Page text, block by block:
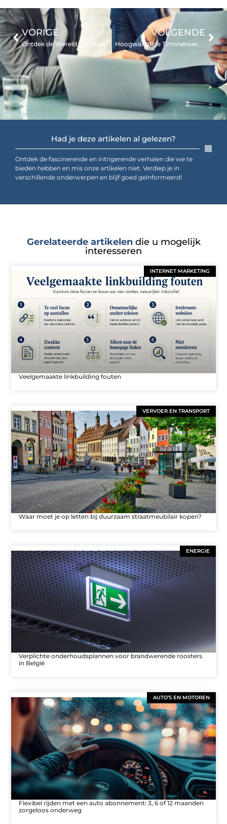
Had je deze artikelen al gelezen?
Ontdek de fascinerende en intrigerende verhalen die we te
bieden hebben en mis onze artikelen niet. Verdiep je in
verschillende onderwerpen en blijf goed geïnformeerd!
VORIGE
Ontdek de Wereld van Stukadoor in Oosterhout
VOLGENDE
Hoogwaardige Timmerwerkzaamheden in Alkmaar Je Huis Verbeteren
Gerelateerde artikelendie u mogelijk
interesseren
INTERNET MARKETING
Veelgemaakte linkbuilding fouten
VERVOER EN TRANSPORT
Waar moet je op letten bij duurzaam straatmeubilair kopen?
ENERGIE
Verplichte onderhoudsplannen voor brandwerende roosters
in België
AUTO’S EN MOTOREN
Flexibel rijden met een auto abonnement: 3, 6 of 12 maanden
zorgeloos onderweg